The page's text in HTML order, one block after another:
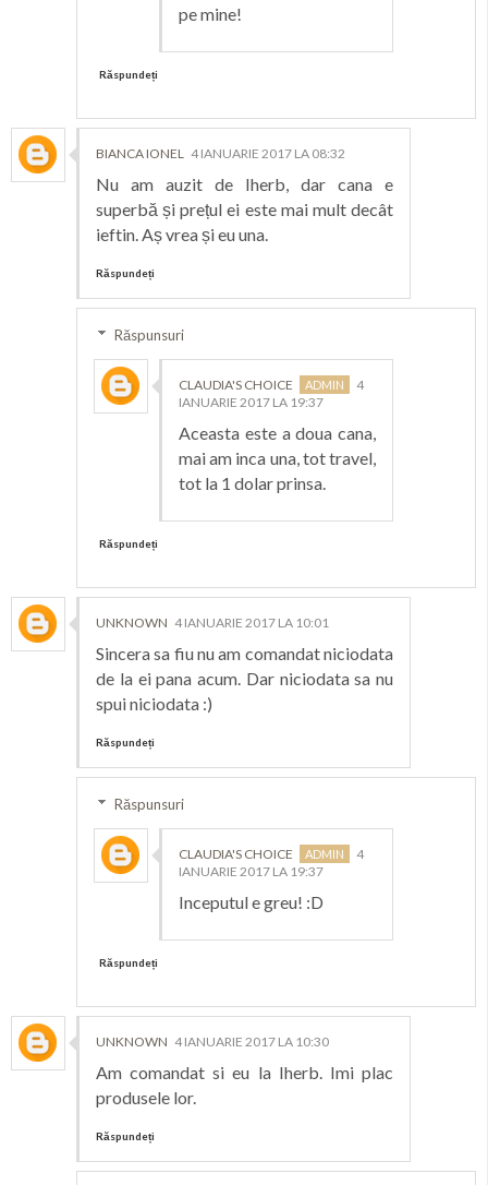
pe mine!
Răspundeți
BIANCA IONEL 4 IANUARIE 2017 LA 08:32
Nu am auzit de Iherb, dar cana e
superbă și prețul ei este mai mult decât
ieftin. Aș vrea și eu una.
Răspundeți
Răspunsuri
CLAUDIA'S CHOICE
4
IANUARIE 2017 LA 19:37
Aceasta este a doua cana,
mai am inca una, tot travel,
tot la 1 dolar prinsa.
Răspundeți
UNKNOWN 4 IANUARIE 2017 LA 10:01
Sincera sa fiu nu am comandat niciodata
de la ei pana acum. Dar niciodata sa nu
spui niciodata :)
Răspundeți
Răspunsuri
CLAUDIA'S CHOICE
4
IANUARIE 2017 LA 19:37
Inceputul e greu! :D
Răspundeți
UNKNOWN 4 IANUARIE 2017 LA 10:30
Am comandat si eu la Iherb. Imi plac
produsele lor.
Răspundeți